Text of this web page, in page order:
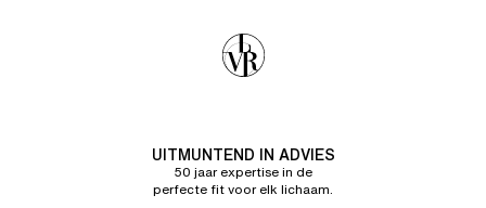
UITMUNTEND IN ADVIES
50 jaar expertise in de
perfecte fit voor elk lichaam.